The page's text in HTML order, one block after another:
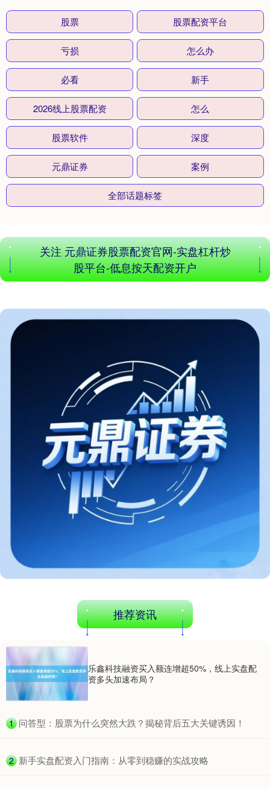
深证成指 -0.24%
沪深300 -0.15%
创业板指 3515.56 -19.58 -0.55%
国债指数 229.59 -0.00 0.00%
股票 股票配资平台
亏损 怎么办
必看 新手
2026线上股票配资 怎么
股票软件 深度
元鼎证券 案例
全部话题标签
关注 元鼎证券股票配资官网-实盘杠杆炒
股平台-低息按天配资开户
推荐资讯
乐鑫科技融资买入额连增超50%，线上实盘配
资多头加速布局？
1 ​问答型：股票为什么突然大跌？揭秘背后五大关键诱因！
2 ​新手实盘配资入门指南：从零到稳赚的实战攻略